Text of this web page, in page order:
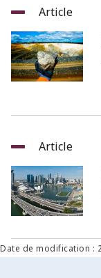
Article
Article
Date de modification :